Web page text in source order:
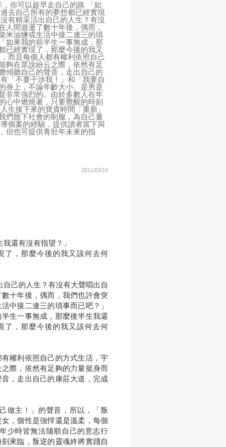
你可以趁早走自己的路 「如
去自己所有的夢想都已經實現
有精采活出自己的人生？有沒
人間遊盪了數十年後，偶而，
米油鹽或生活中接二連三的瑣
如果我的前半生一事無成，那
已經實現了，那麼今後的我又
而且每個人都有權利依照自己
夠在眾說紛云之際，依然有足
傾聽自己的聲音，走出自己的
「不要干涉我！」和「我要自
身上，不論年齡大小、是男是
非常強烈的。由於多數人在年
心中燃燒著，只要覺醒的時刻
生接下來的寶貴時間「重新」
們脫下社會的制服，為自己量
個案的經驗，提供讀者當下與
但也可提供青壯年未來的指
2011/03/10
還有沒有指望？」
了，那麼今後的我又該何去何
己的人生？有沒有大聲唱出自
十年後，偶而，我們也許會突
中接二連三的瑣事而已吧？」
生一事無成，那麼後半生我還
了，那麼今後的我又該何去何
權利依照自己的方式生活，宇
際，依然有足夠的力量挺身而
，走出自己的康莊大道，完成
做主！」的聲音，所以，「叛
，個性是強悍還是溫柔，每個
少時皆無法隨順自己的意志行
來臨，叛逆的靈魂終將實踐自